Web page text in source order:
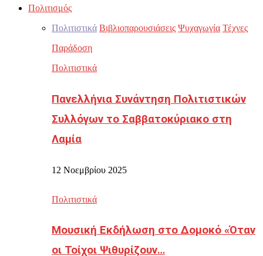
Πολιτισμός
Πολιτιστικά Βιβλιοπαρουσιάσεις Ψυχαγωγία Τέχνες
Παράδοση
Πολιτιστικά
Πανελλήνια Συνάντηση Πολιτιστικών
Συλλόγων το Σαββατοκύριακο στη
Λαμία
12 Νοεμβρίου 2025
Πολιτιστικά
Μουσική Εκδήλωση στο Δομοκό «Όταν
οι Τοίχοι Ψιθυρίζουν…